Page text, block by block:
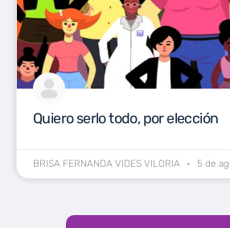
Quiero serlo todo, por elección
BRISA FERNANDA VIDES VILORIA 5 de